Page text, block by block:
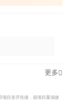
更多
项目首开告捷，据项目案场披